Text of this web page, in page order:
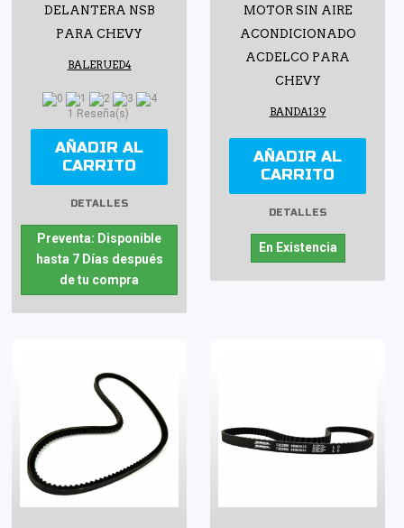
DELANTERA NSB
PARA CHEVY
BALERUED4
1 Reseña(s)
AÑADIR AL
CARRITO
DETALLES
Preventa: Disponible
hasta 7 Días después
de tu compra
MOTOR SIN AIRE
ACONDICIONADO
ACDELCO PARA
CHEVY
BANDA139
AÑADIR AL
CARRITO
DETALLES
En Existencia